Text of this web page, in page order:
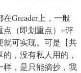
Greader上，一般
点（即划重点）+评
就可实现。可是【共
，没有私人用的，
样，是只能摘抄，我